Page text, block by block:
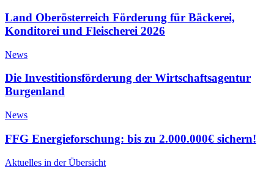
Land Oberösterreich Förderung für Bäckerei,
Konditorei und Fleischerei 2026
News
Die Investitionsförderung der Wirtschaftsagentur
Burgenland
News
FFG Energieforschung: bis zu 2.000.000€ sichern!
Aktuelles in der Übersicht